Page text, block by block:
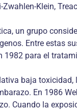
Klein,
un grupo
Entre estas
para el
baja
En 1986
Cuando la